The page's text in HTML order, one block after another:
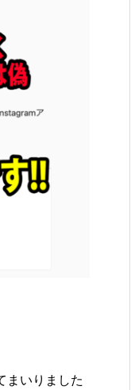
まいりました